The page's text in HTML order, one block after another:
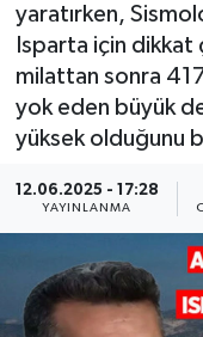
yaratırken,
Isparta için dikkat
milattan sonra
yok eden büyük
yüksek olduğunu
12.06.2025 - 17:28
YAYINLANMA
BİLİM VE
EĞİTİM
GENEL
Güncel
HABERDE
İlginç
Tüm
Son Dakika
Haber Arşivi